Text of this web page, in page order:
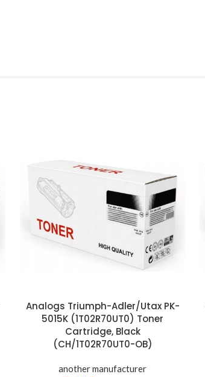
Analogs Triumph-Adler/Utax PK-
5015K (1T02R70UT0) Toner
Cartridge, Black
(CH/1T02R70UT0-OB)
another manufacturer